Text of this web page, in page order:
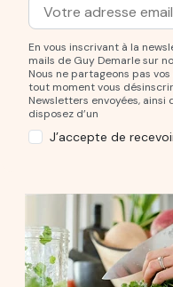
Adresse mail
Entrez votre
En vous inscrivant à la
mails de Guy Demarle sur
Nous ne partageons pas
tout moment vous
Newsletters envoyées,
disposez d’un
J’accepte de